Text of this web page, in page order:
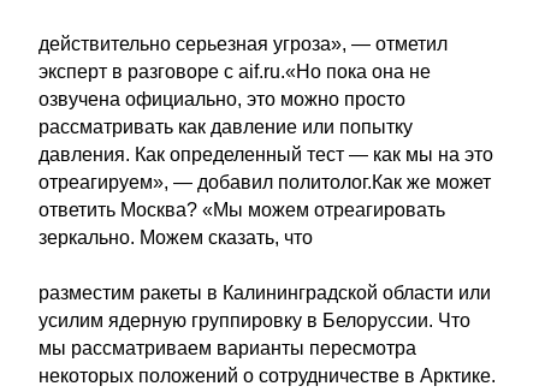
действительно серьезная угроза», — отметил
эксперт в разговоре с aif.ru.«Но пока она не
озвучена официально, это можно просто
рассматривать как давление или попытку
давления. Как определенный тест — как мы на это
отреагируем», — добавил политолог.Как же может
ответить Москва? «Мы можем отреагировать
зеркально. Можем сказать, что
разместим ракеты в Калининградской области или
усилим ядерную группировку в Белоруссии. Что
мы рассматриваем варианты пересмотра
некоторых положений о сотрудничестве в Арктике.